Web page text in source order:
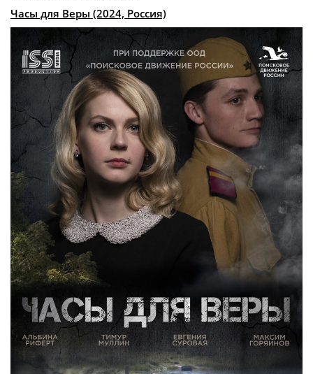
Часы для Веры (2024, Россия)